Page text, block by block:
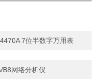
7位半数字万用表
网络分析仪